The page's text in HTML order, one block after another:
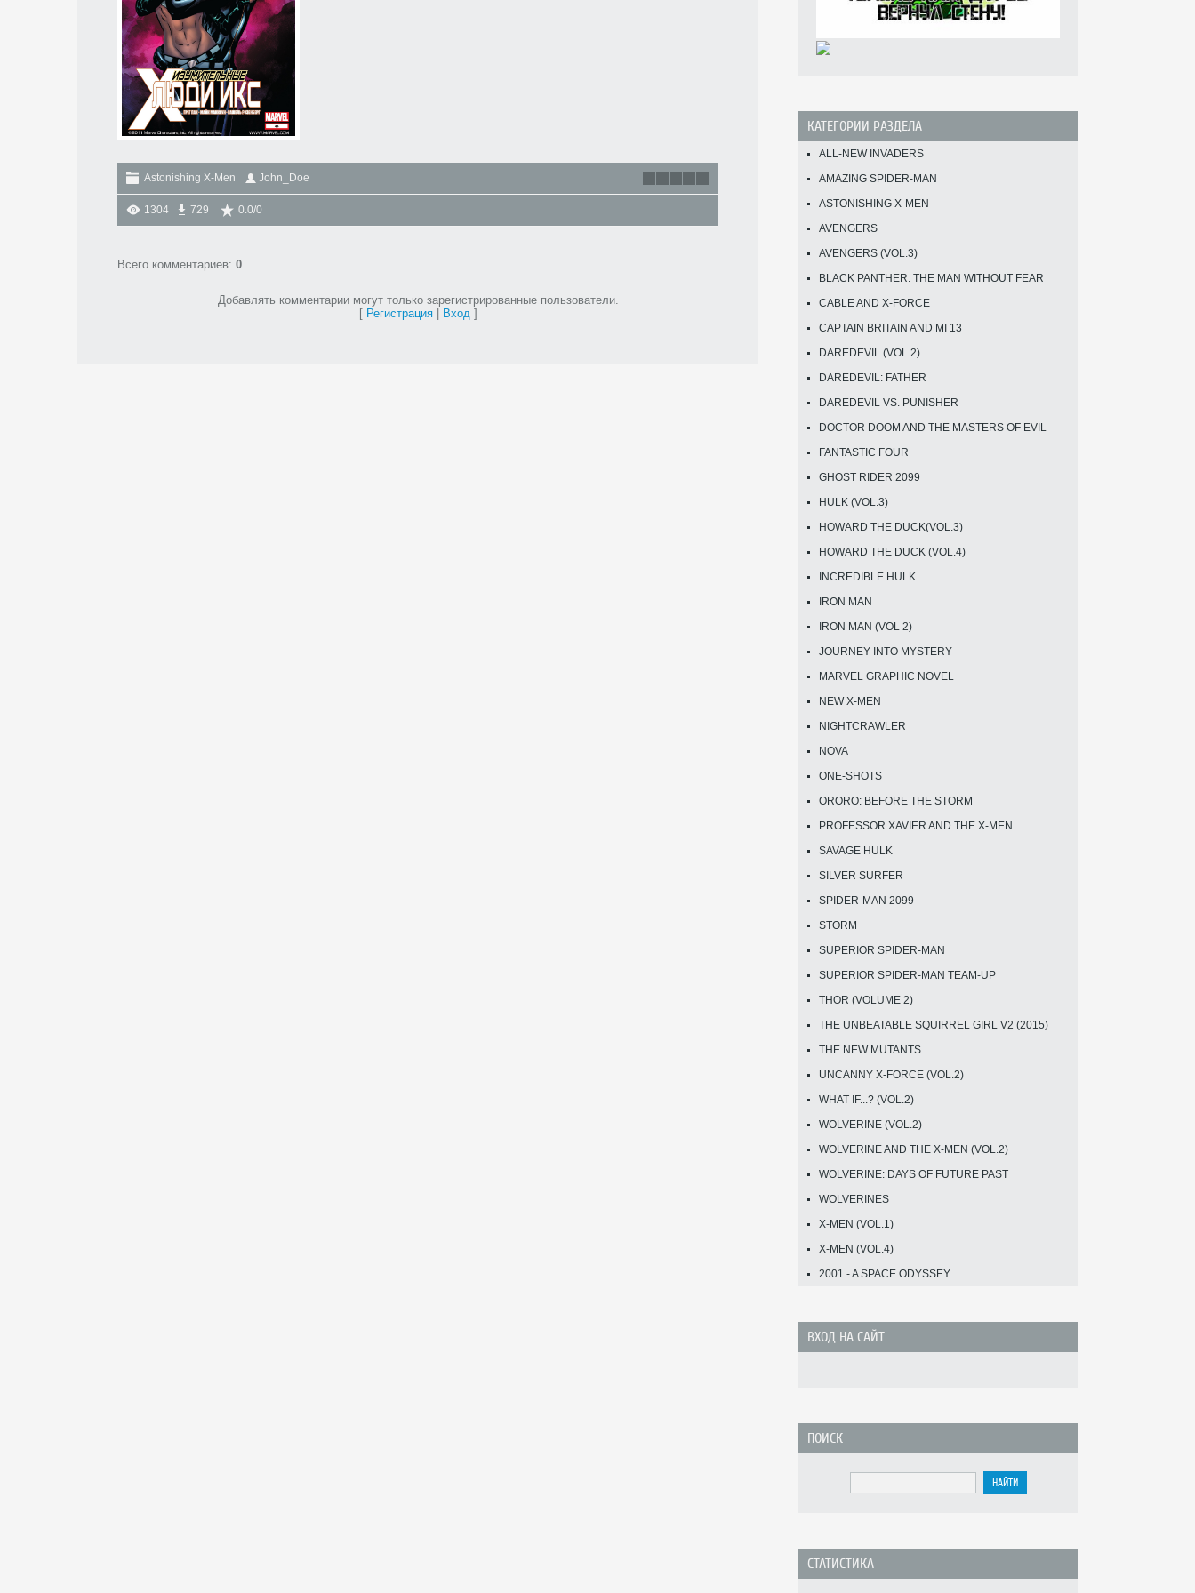
Astonishing X-Men John_Doe
1304 729 0.0/0
Всего комментариев: 0
Добавлять комментарии могут только зарегистрированные пользователи.
[ Регистрация| Вход]
КАТЕГОРИИ РАЗДЕЛА
ALL-NEW INVADERS
AMAZING SPIDER-MAN
ASTONISHING X-MEN
AVENGERS
AVENGERS (VOL.3)
BLACK PANTHER: THE MAN WITHOUT FEAR
CABLE AND X-FORCE
CAPTAIN BRITAIN AND MI 13
DAREDEVIL (VOL.2)
DAREDEVIL: FATHER
DAREDEVIL VS. PUNISHER
DOCTOR DOOM AND THE MASTERS OF EVIL
FANTASTIC FOUR
GHOST RIDER 2099
HULK (VOL.3)
HOWARD THE DUCK(VOL.3)
HOWARD THE DUCK (VOL.4)
INCREDIBLE HULK
IRON MAN
IRON MAN (VOL 2)
JOURNEY INTO MYSTERY
MARVEL GRAPHIC NOVEL
NEW X-MEN
NIGHTCRAWLER
NOVA
ONE-SHOTS
ORORO: BEFORE THE STORM
PROFESSOR XAVIER AND THE X-MEN
SAVAGE HULK
SILVER SURFER
SPIDER-MAN 2099
STORM
SUPERIOR SPIDER-MAN
SUPERIOR SPIDER-MAN TEAM-UP
THOR (VOLUME 2)
THE UNBEATABLE SQUIRREL GIRL V2 (2015)
THE NEW MUTANTS
UNCANNY X-FORCE (VOL.2)
WHAT IF...? (VOL.2)
WOLVERINE (VOL.2)
WOLVERINE AND THE X-MEN (VOL.2)
WOLVERINE: DAYS OF FUTURE PAST
WOLVERINES
X-MEN (VOL.1)
X-MEN (VOL.4)
2001 - A SPACE ODYSSEY
ВХОД НА САЙТ
ПОИСК
СТАТИСТИКА